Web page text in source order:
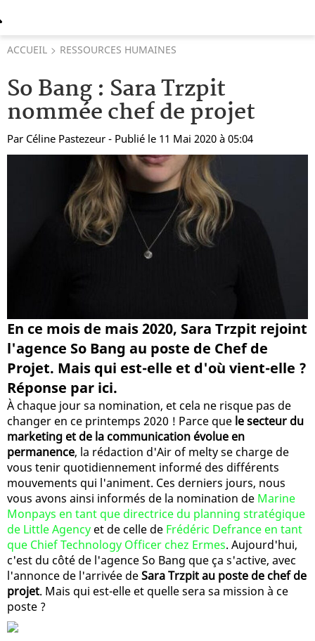
ACCUEIL RESSOURCES HUMAINES
So Bang : Sara Trzpit
nommée chef de projet
Par Céline Pastezeur - Publié le 11 Mai 2020 à 05:04
En ce mois de mais 2020, Sara Trzpit rejoint
l'agence So Bang au poste de Chef de
Projet. Mais qui est-elle et d'où vient-elle ?
Réponse par ici.
À chaque jour sa nomination, et cela ne risque pas de
changer en ce printemps 2020 ! Parce que le secteur du
marketing et de la communication évolue en
permanence, la rédaction d'Air of melty se charge de
vous tenir quotidiennement informé des différents
mouvements qui l'animent. Ces derniers jours, nous
vous avons ainsi informés de la nomination de Marine
Monpays en tant que directrice du planning stratégique
de Little Agency et de celle de Frédéric Defrance en tant
que Chief Technology Officer chez Ermes. Aujourd'hui,
c'est du côté de l'agence So Bang que ça s'active, avec
l'annonce de l'arrivée deSara Trzpit au poste de chef de
projet. Mais qui est-elle et quelle sera sa mission à ce
poste ?